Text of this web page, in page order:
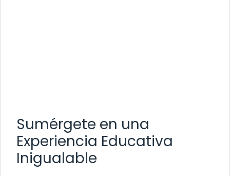
Sumérgete en una
Experiencia Educativa
Inigualable